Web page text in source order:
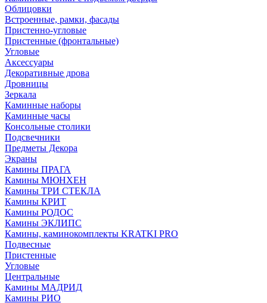
Облицовки
Встроенные, рамки, фасады
Пристенно-угловые
Пристенные (фронтальные)
Угловые
Аксессуары
Декоративные дрова
Дровницы
Зеркала
Каминные наборы
Каминные часы
Консольные столики
Подсвечники
Предметы Декора
Экраны
Камины ПРАГА
Камины МЮНХЕН
Камины ТРИ СТЕКЛА
Камины КРИТ
Камины РОДОС
Камины ЭКЛИПС
Камины, каминокомплекты KRATKI PRO
Подвесные
Пристенные
Угловые
Центральные
Камины МАДРИД
Камины РИО